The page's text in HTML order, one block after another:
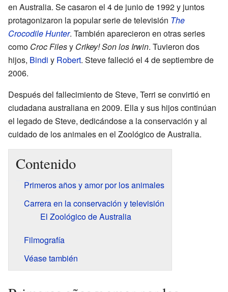
en Australia. Se casaron el 4 de junio de 1992 y juntos
protagonizaron la popular serie de televisión The
Crocodile Hunter. También aparecieron en otras series
como Croc Filesy Crikey! Son los Irwin. Tuvieron dos
hijos, Bindi y Robert. Steve falleció el 4 de septiembre de
2006.
Después del fallecimiento de Steve, Terri se convirtió en
ciudadana australiana en 2009. Ella y sus hijos continúan
el legado de Steve, dedicándose a la conservación y al
cuidado de los animales en el Zoológico de Australia.
Contenido
Primeros años y amor por los animales
Carrera en la conservación y televisión
El Zoológico de Australia
Filmografía
Véase también